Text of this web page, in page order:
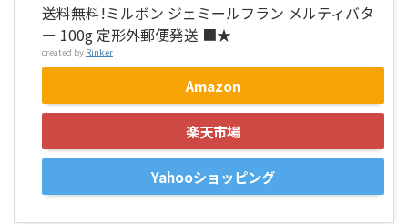
送料無料!ミルボン ジェミールフラン メルティバタ
ー 100g 定形外郵便発送 ■★
created by Rinker
Amazon
楽天市場
Yahooショッピング